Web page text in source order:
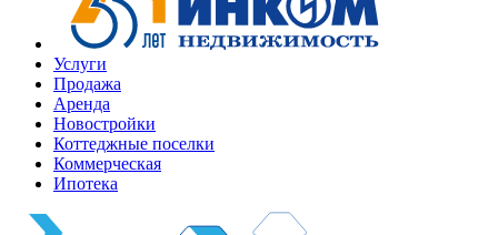
Услуги
Продажа
Аренда
Новостройки
Коттеджные поселки
Коммерческая
Ипотека